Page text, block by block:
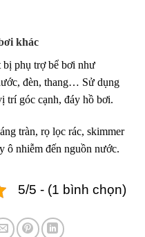
khác
bị phụ trợ bể bơi như
đèn, thang… Sử dụng
trí góc cạnh, đáy hồ bơi.
tràn, rọ lọc rác, skimmer
ô nhiễm đến nguồn nước.
5/5 - (1 bình chọn)